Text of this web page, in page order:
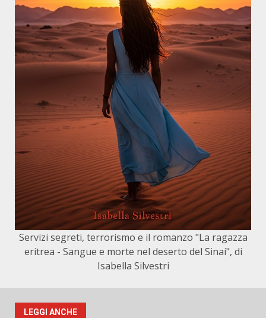
Servizi segreti, terrorismo e il romanzo "La ragazza
eritrea - Sangue e morte nel deserto del Sinai", di
Isabella Silvestri
LEGGI ANCHE